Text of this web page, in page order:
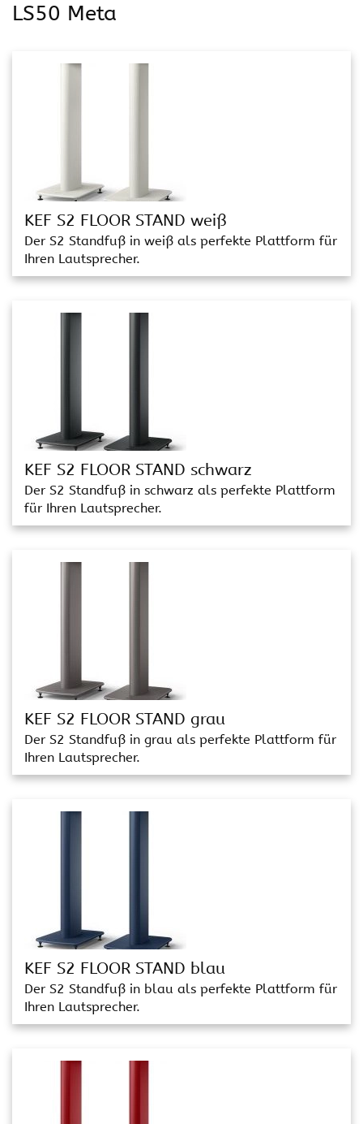
LS50 Meta
KEF S2 FLOOR STAND weiß
Der S2 Standfuß in weiß als perfekte Plattform für
Ihren Lautsprecher.
KEF S2 FLOOR STAND schwarz
Der S2 Standfuß in schwarz als perfekte Plattform
für Ihren Lautsprecher.
KEF S2 FLOOR STAND grau
Der S2 Standfuß in grau als perfekte Plattform für
Ihren Lautsprecher.
KEF S2 FLOOR STAND blau
Der S2 Standfuß in blau als perfekte Plattform für
Ihren Lautsprecher.